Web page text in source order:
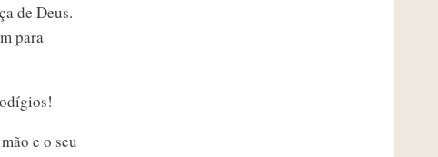
de Deus.
para
e o seu